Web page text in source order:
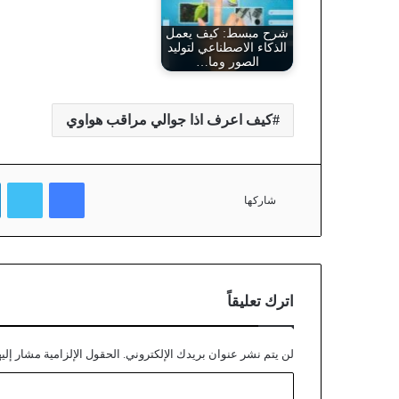
شرح مبسط: كيف يعمل
الذكاء الاصطناعي لتوليد
الصور وما…
كيف اعرف اذا جوالي مراقب هواوي
شاركها
فيسبوك تويتر
اترك تعليقاً
لن يتم نشر عنوان بريدك الإلكتروني. الحقول الإلزامية مشار